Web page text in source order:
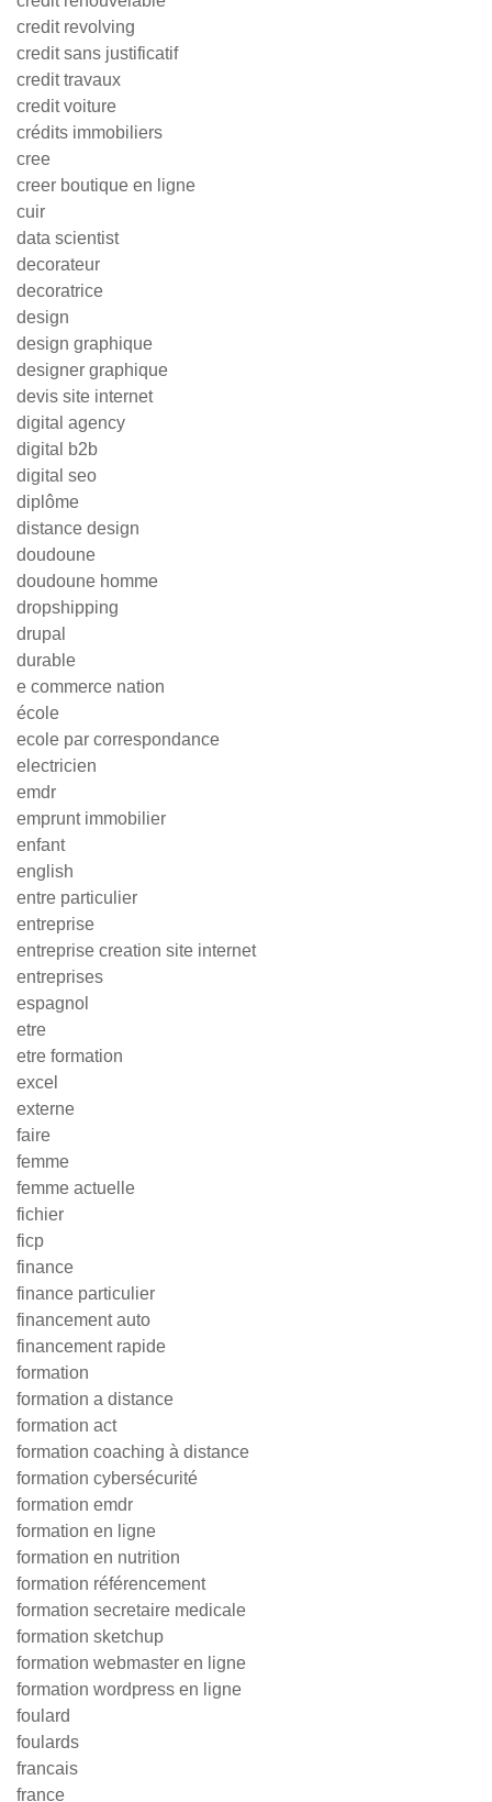
credit revolving
credit sans justificatif
credit travaux
credit voiture
crédits immobiliers
cree
creer boutique en ligne
cuir
data scientist
decorateur
decoratrice
design
design graphique
designer graphique
devis site internet
digital agency
digital b2b
digital seo
diplôme
distance design
doudoune
doudoune homme
dropshipping
drupal
durable
e commerce nation
école
ecole par correspondance
electricien
emdr
emprunt immobilier
enfant
english
entre particulier
entreprise
entreprise creation site internet
entreprises
espagnol
etre
etre formation
excel
externe
faire
femme
femme actuelle
fichier
ficp
finance
finance particulier
financement auto
financement rapide
formation
formation a distance
formation act
formation coaching à distance
formation cybersécurité
formation emdr
formation en ligne
formation en nutrition
formation référencement
formation secretaire medicale
formation sketchup
formation webmaster en ligne
formation wordpress en ligne
foulard
foulards
francais
france